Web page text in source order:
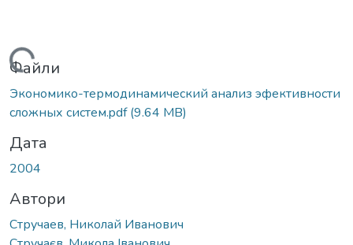
Вантажиться...
Файли
Экономико-термодинамический анализ эфективности
сложных систем.pdf(9.64 MB)
Дата
2004
Автори
Стручаев, Николай Иванович